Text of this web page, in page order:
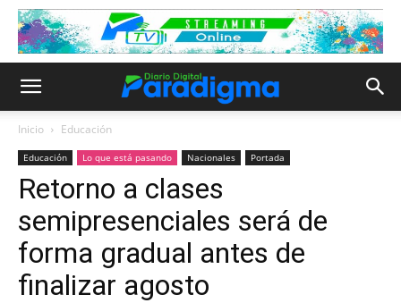
Inicio Educación
Educación Lo que está pasando Nacionales Portada
Retorno a clases
semipresenciales será de
forma gradual antes de
finalizar agosto